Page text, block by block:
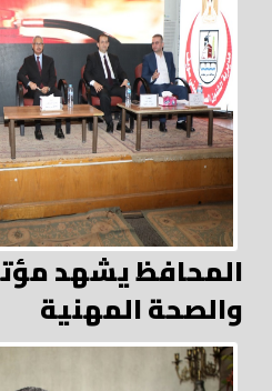
المحافظ يشهد
والصحة المهنية